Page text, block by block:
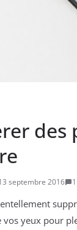
des
septembre 2016
vos yeux pour